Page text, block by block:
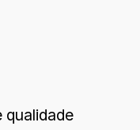
qualidade